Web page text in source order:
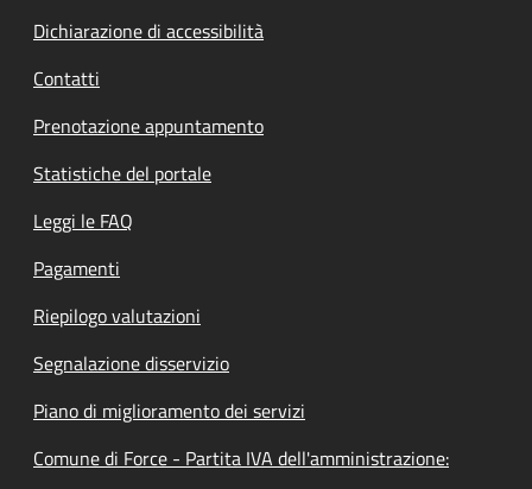
Dichiarazione di accessibilità
Contatti
Prenotazione appuntamento
Statistiche del portale
Leggi le FAQ
Pagamenti
Riepilogo valutazioni
Segnalazione disservizio
Piano di miglioramento dei servizi
Comune di Force - Partita IVA dell'amministrazione: